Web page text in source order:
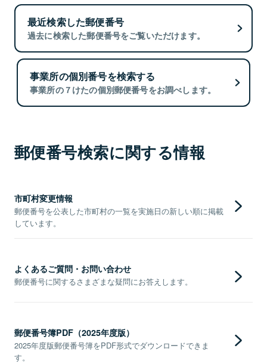
最近検索した郵便番号
過去に検索した郵便番号をご覧いただけます。
事業所の個別番号を検索する
事業所の７けたの個別郵便番号をお調べします。
郵便番号検索に関する情報
市町村変更情報
郵便番号を公表した市町村の一覧を実施日の新しい順に掲載
しています。
よくあるご質問・お問い合わせ
郵便番号に関するさまざまな疑問にお答えします。
郵便番号簿PDF（2025年度版）
2025年度版郵便番号簿をPDF形式でダウンロードできま
す。